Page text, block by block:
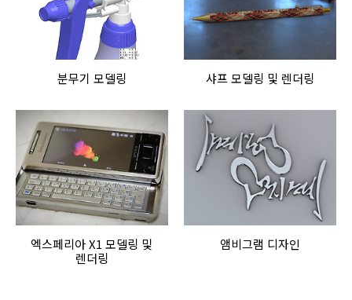
분무기 모델링 샤프 모델링 및 렌더링
엑스페리아 X1 모델링 및
렌더링
앰비그램 디자인